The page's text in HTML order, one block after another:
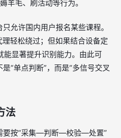
羊毛、刷活动等行为。
允许国内用户报名某些课程。
轻松绕过；但如果结合设备定
能显著提升识别能力。由此可
“单点判断”，而是“多信号交叉
法
要按“采集—判断—校验—处置”